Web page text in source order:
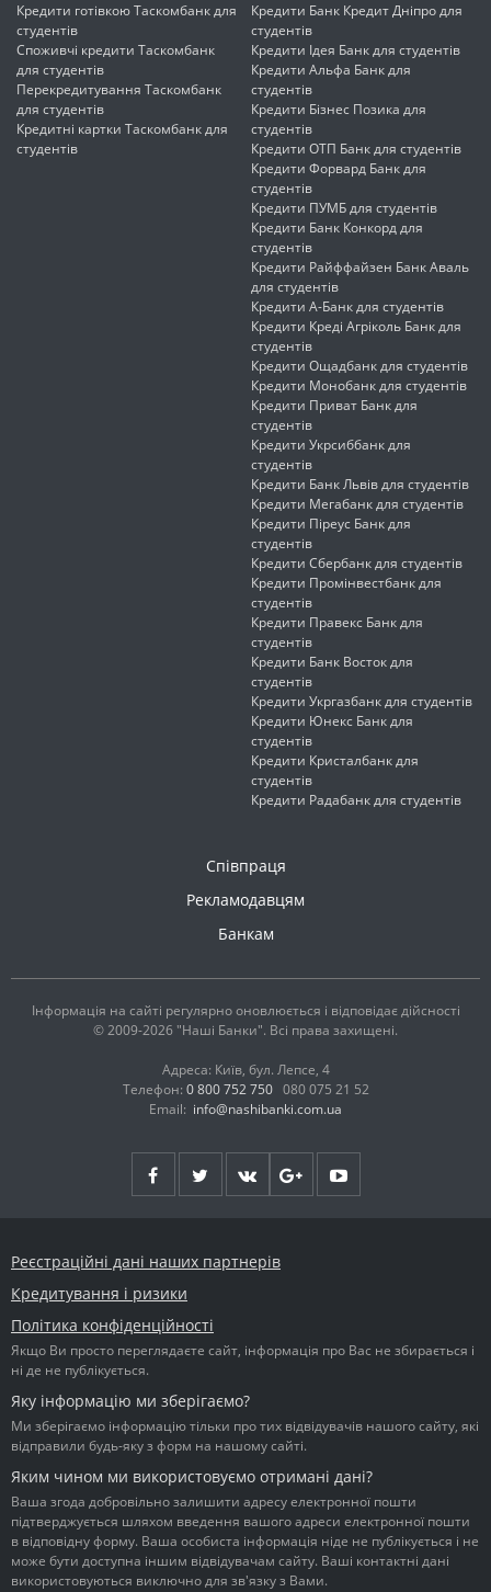
Кредити готівкою Таскомбанк для
студентів
Споживчі кредити Таскомбанк
для студентів
Перекредитування Таскомбанк
для студентів
Кредитні картки Таскомбанк для
студентів
Кредити Банк Кредит Дніпро для
студентів
Кредити Ідея Банк для студентів
Кредити Альфа Банк для
студентів
Кредити Бізнес Позика для
студентів
Кредити ОТП Банк для студентів
Кредити Форвард Банк для
студентів
Кредити ПУМБ для студентів
Кредити Банк Конкорд для
студентів
Кредити Райффайзен Банк Аваль
для студентів
Кредити А-Банк для студентів
Кредити Креді Агріколь Банк для
студентів
Кредити Ощадбанк для студентів
Кредити Монобанк для студентів
Кредити Приват Банк для
студентів
Кредити Укрсиббанк для
студентів
Кредити Банк Львів для студентів
Кредити Мегабанк для студентів
Кредити Піреус Банк для
студентів
Кредити Сбербанк для студентів
Кредити Промінвестбанк для
студентів
Кредити Правекс Банк для
студентів
Кредити Банк Восток для
студентів
Кредити Укргазбанк для студентів
Кредити Юнекс Банк для
студентів
Кредити Кристалбанк для
студентів
Кредити Радабанк для студентів
Співпраця
Рекламодавцям
Банкам
Інформація на сайті регулярно оновлюється і відповідає дійсності
© 2009-2026 "Наші Банки". Всі права захищені.
Адреса: Київ, бул. Лепсе, 4
Телефон: 0 800 752 750 080 075 21 52
Email: info@nashibanki.com.ua
Реєстраційні дані наших партнерів
Кредитування і ризики
Політика конфіденційності
Якщо Ви просто переглядаєте сайт, інформація про Вас не збирається і
ні де не публікується.
Яку інформацію ми зберігаємо?
Ми зберігаємо інформацію тільки про тих відвідувачів нашого сайту, які
відправили будь-яку з форм на нашому сайті.
Яким чином ми використовуємо отримані дані?
Ваша згода добровільно залишити адресу електронної пошти
підтверджується шляхом введення вашого адреси електронної пошти
в відповідну форму. Ваша особиста інформація ніде не публікується і не
може бути доступна іншим відвідувачам сайту. Ваші контактні дані
використовуються виключно для зв'язку з Вами.